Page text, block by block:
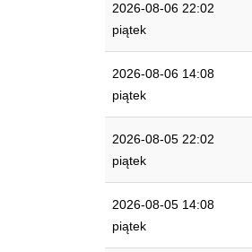
2026-08-06 22:02
piątek
2026-08-06 14:08
piątek
2026-08-05 22:02
piątek
2026-08-05 14:08
piątek